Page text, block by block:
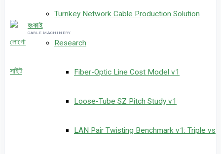
হংকাই
CABLE MACHINERY
Turnkey Network Cable Production Solution
Research
Fiber-Optic Line Cost Model v1
Loose-Tube SZ Pitch Study v1
LAN Pair Twisting Benchmark v1: Triple vs